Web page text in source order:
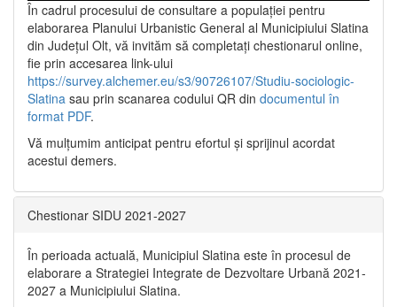
În cadrul procesului de consultare a populaţiei pentru
elaborarea Planului Urbanistic General al Municipiului Slatina
din Județul Olt, vă invităm să completați chestionarul online,
fie prin accesarea link-ului
https://survey.alchemer.eu/s3/90726107/Studiu-sociologic-
Slatina sau prin scanarea codului QR din documentul în
format PDF.
Vă mulţumim anticipat pentru efortul şi sprijinul acordat
acestui demers.
Chestionar SIDU 2021-2027
În perioada actuală, Municipiul Slatina este în procesul de
elaborare a Strategiei Integrate de Dezvoltare Urbană 2021‐
2027 a Municipiului Slatina.